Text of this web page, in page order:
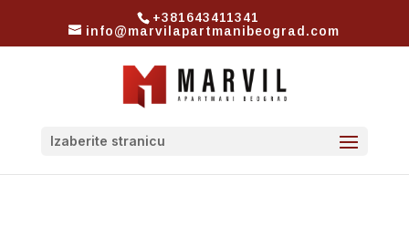
+381643411341
info@marvilapartmanibeograd.com
Izaberite stranicu